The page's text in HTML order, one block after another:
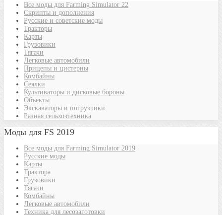
Все моды для Farming Simulator 22
Скрипты и дополнения
Русские и советские моды
Тракторы
Карты
Грузовики
Тягачи
Легковые автомобили
Прицепы и цистерны
Комбайны
Сеялки
Культиваторы и дисковые бороны
Объекты
Экскаваторы и погрузчики
Разная сельхозтехника
Моды для FS 2019
Все моды для Farming Simulator 2019
Русские моды
Карты
Трактора
Грузовики
Тягачи
Комбайны
Легковые автомобили
Техника для лесозаготовки